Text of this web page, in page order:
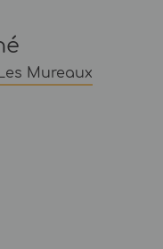
Les Mureaux